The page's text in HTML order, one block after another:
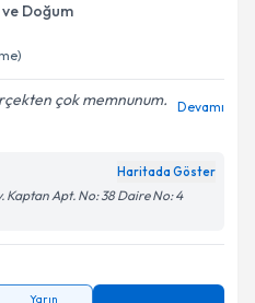
ilişkin
kabul ediyorum.
Gönder
ve Doğum
çok memnunum.
Devamı
Haritada Göster
Kaptan Apt. No: 38 Daire No: 4
Yarın